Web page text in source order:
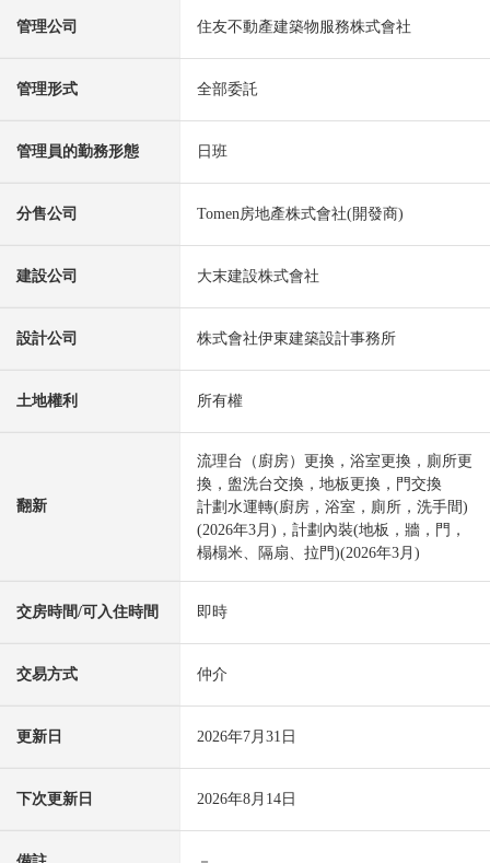
管理公司 住友不動產建築物服務株式會社
管理形式 全部委託
管理員的勤務形態 日班
分售公司 Tomen房地產株式會社(開發商)
建設公司 大末建設株式會社
設計公司 株式會社伊東建築設計事務所
土地權利 所有權
翻新
流理台（廚房）更換，浴室更換，廁所更
換，盥洗台交換，地板更換，門交換
計劃水運轉(廚房，浴室，廁所，洗手間)
(2026年3月)，計劃內裝(地板，牆，門，
榻榻米、隔扇、拉門)(2026年3月)
交房時間/可入住時間 即時
交易方式 仲介
更新日 2026年7月31日
下次更新日 2026年8月14日